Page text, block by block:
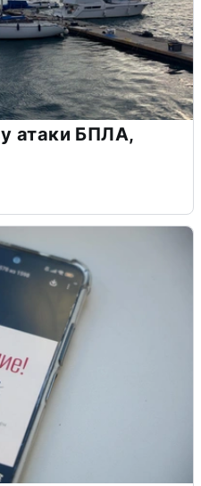
атаки БПЛА,